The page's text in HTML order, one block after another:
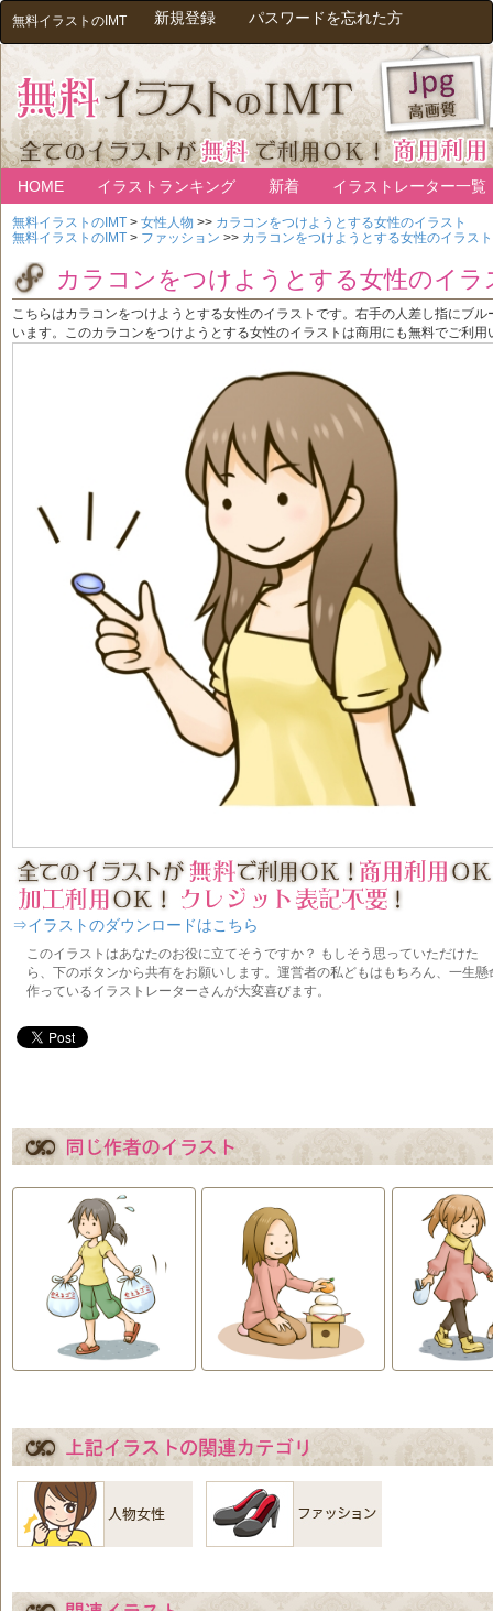
無料イラストのIMT 新規登録 パスワードを忘れた方
HOME イラストランキング 新着 イラストレーター一覧
無料イラストのIMT > 女性人物 >> カラコンをつけようとする女性のイラスト
無料イラストのIMT > ファッション >> カラコンをつけようとする女性のイラスト
カラコンをつけようとする女性のイラ
こちらはカラコンをつけようとする女性のイラストです。右手の人差し指にブ
います。このカラコンをつけようとする女性のイラストは商用にも無料でご利
⇒イラストのダウンロードはこちら